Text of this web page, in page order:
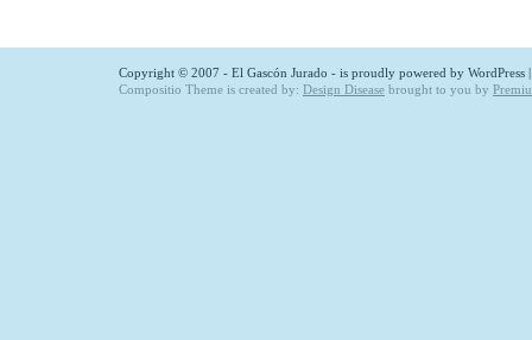
Copyright © 2007 - El Gascón Jurado - is proudly powered by WordPress |
Compositio Theme is created by: Design Disease brought to you by